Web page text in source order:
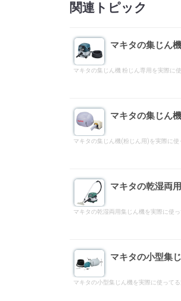
関連トピック
マキタの集じん
マキタの集じん機 粉じん専用を実際に
マキタの集じん
マキタの集じん機(粉じん用)を実際に
マキタの乾湿両
マキタの乾湿両用集じん機を実際に使
マキタの小型集
マキタの小型集じん機を実際に使って